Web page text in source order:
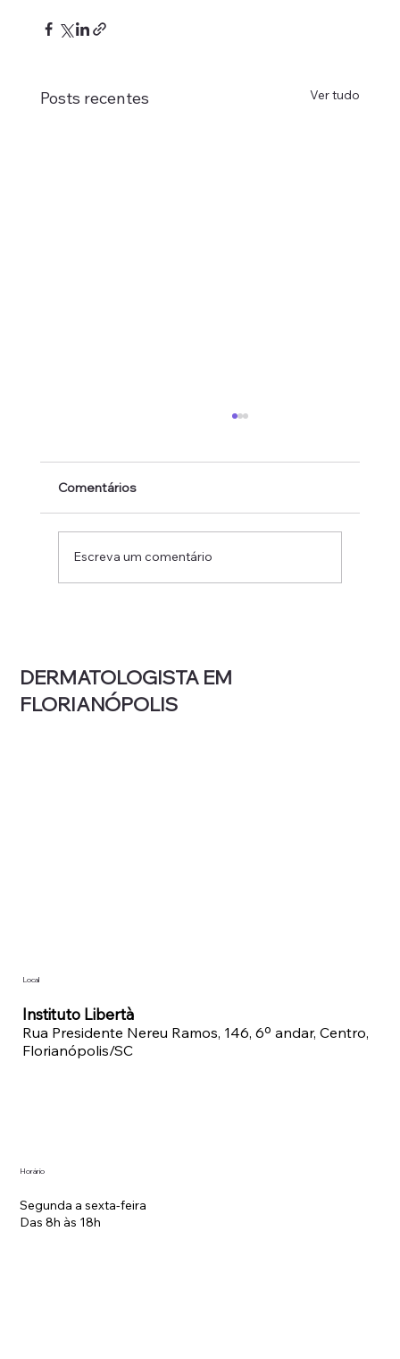
Posts recentes Ver tudo
Comentários
Escreva um comentário
Local
Instituto Libertà
Rua Presidente Nereu Ramos, 146, 6º andar, Centro,
Florianópolis/SC
Horário
Segunda a sexta-feira
Das 8h às 18h
DERMATOLOGISTA EM
FLORIANÓPOLIS